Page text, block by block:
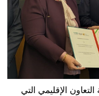
الإقليمي التي